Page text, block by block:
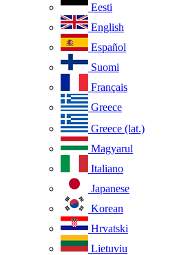
Eesti
English
Español
Suomi
Français
Greece
Greece (lat.)
Magyarul
Italiano
Japanese
Korean
Hrvatski
Lietuviu